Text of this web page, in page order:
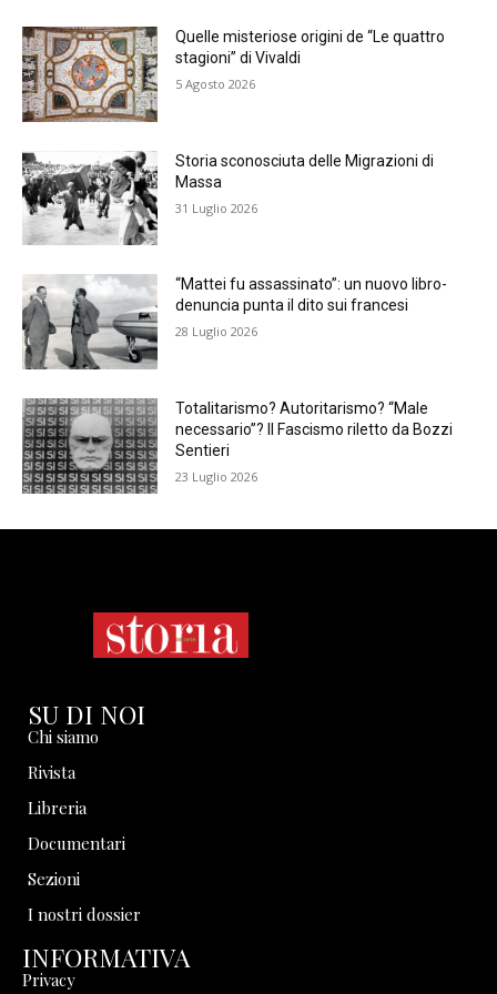
Quelle misteriose origini de “Le quattro
stagioni” di Vivaldi
5 Agosto 2026
Storia sconosciuta delle Migrazioni di
Massa
31 Luglio 2026
“Mattei fu assassinato”: un nuovo libro-
denuncia punta il dito sui francesi
28 Luglio 2026
Totalitarismo? Autoritarismo? “Male
necessario”? Il Fascismo riletto da Bozzi
Sentieri
23 Luglio 2026
SU DI NOI
Chi siamo
Rivista
Libreria
Documentari
Sezioni
I nostri dossier
INFORMATIVA
Privacy